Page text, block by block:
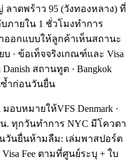
ลาดพร้าว 95 (วังทองหลาง) ที่
ภายใน 1 ชั่วโมงทำการ
ออกแบบให้ลูกค้าเห็นสถานะ
· ข้อเท็จจริงเกณฑ์และ Visa
สถานทูต · Bangkok
ซ้ำก่อนวันยื่น
มอบหมายให้VFS Denmark ·
น. ทุกวันทำการ NYC มีโควตา
วันยื่นห้ามลืม: เล่มพาสปอร์ต
Fee ตามที่ศูนย์ระบุ + ใบ